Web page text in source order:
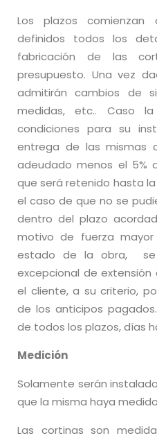
Los plazos
definidos todos los
fabricación de las
presupuesto. Una vez
admitirán cambios de
medidas, etc.. Caso
condiciones para su
entrega de las mismas
adeudado menos el 5%
que será retenido hasta
el caso de que no se
dentro del plazo
motivo de fuerza
estado de la obra, se
excepcional de
el cliente, a su criterio,
de los anticipos
de todos los plazos, días
Medición
Solamente serán
que la misma haya
Las cortinas son